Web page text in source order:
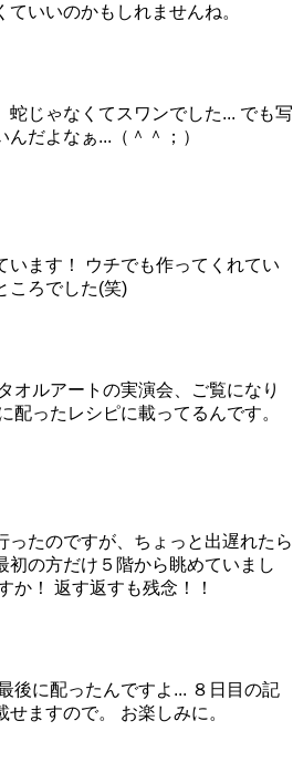
いいのかもしれませんね。
蛇じゃなくてスワンでした... でも写
だよなぁ...（＾＾；）
います！ ウチでも作ってくれてい
ころでした(笑)
オルアートの実演会、ご覧になり
配ったレシピに載ってるんです。
ったのですが、ちょっと出遅れたら
初の方だけ５階から眺めていまし
か！ 返す返すも残念！！
後に配ったんですよ... ８日目の記
ますので。 お楽しみに。